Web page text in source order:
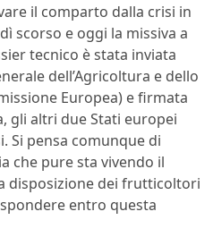
il comparto dalla crisi in
scorso e oggi la missiva a
tecnico è stata inviata
dell’Agricoltura e dello
Europea) e firmata
gli altri due Stati europei
Si pensa comunque di
che pure sta vivendo il
disposizione dei frutticoltori
entro questa